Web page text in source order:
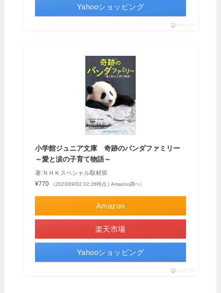
Yahooショッピング
ポチップ
小学館ジュニア文庫 奇跡のパンダファミリー
～愛と涙の子育て物語～
著:ＮＨＫスペシャル取材班
¥770
（2023/09/02 02:28時点 | Amazon調べ）
Amazon
楽天市場
Yahooショッピング
ポチップ